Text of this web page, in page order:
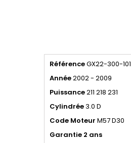
RéférenceGX22-300-101
Année2002 - 2009
Puissance211 218 231
Cylindrée3.0 D
Code Moteur M57 D30
Garantie 2 ans